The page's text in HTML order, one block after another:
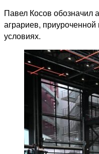
Павел Косов обозначил
аграриев,
условиях.